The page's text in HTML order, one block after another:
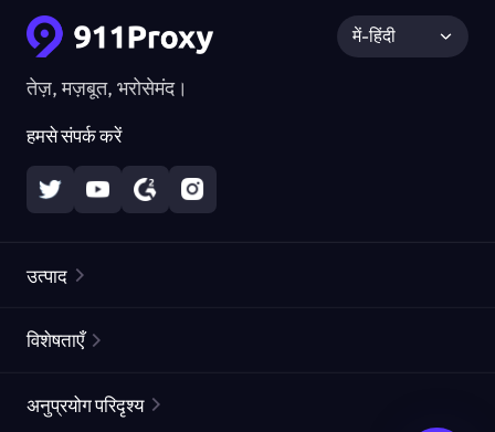
तेज़, मज़बूत, भरोसेमंद।
हमसे संपर्क करें
में-हिंदी
उत्पाद
स्थैतिक रेज़िडेंशियल प्रॉक्सीज़
विशेषताएँ
प्रॉक्सी चेकर
अनुप्रयोग परिदृश्य